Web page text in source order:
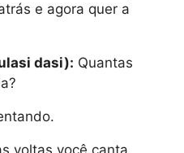
e agora quer a
dasi): Quantas